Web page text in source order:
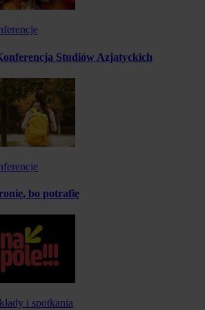
Studiów Azjatyckich
bo potrafię
i spotkania